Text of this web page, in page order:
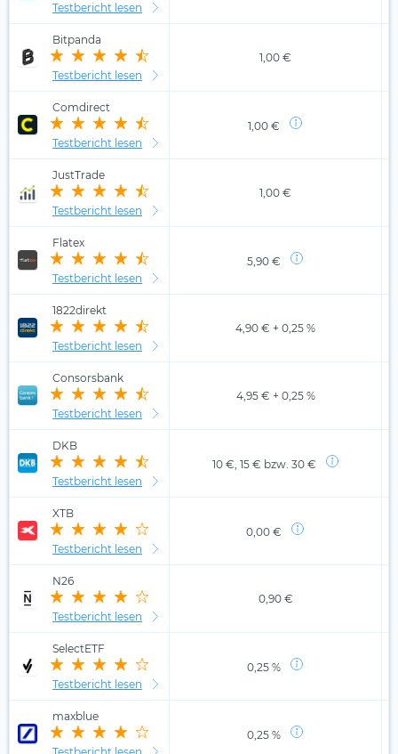
Testbericht lesen
Bitpanda
Testbericht lesen
1,00 €
Comdirect
Testbericht lesen
1,00 €
JustTrade
Testbericht lesen
1,00 €
Flatex
Testbericht lesen
5,90 €
1822direkt
Testbericht lesen
4,90 € + 0,25 %
Consorsbank
Testbericht lesen
4,95 € + 0,25 %
DKB
Testbericht lesen
10 €, 15 € bzw. 30 €
XTB
Testbericht lesen
0,00 €
N26
Testbericht lesen
0,90 €
SelectETF
Testbericht lesen
0,25 %
maxblue
0,25 %